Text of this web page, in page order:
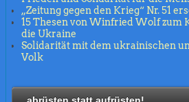
„Zeitung gegen den Krieg“ Nr. 51
15 Thesen von Winfried Wolf zum
die Ukraine
Solidarität mit dem ukrainischen
Volk